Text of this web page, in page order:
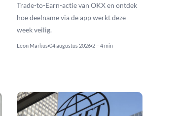
Trade-to-Earn-actie van OKX en ontdek
hoe deelname via de app werkt deze
week veilig.
Leon Markus 04 augustus 2026 2 – 4 min